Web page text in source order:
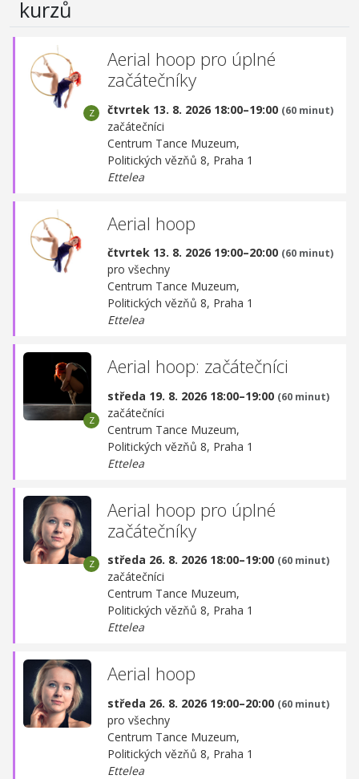
kurzů
Aerial hoop pro úplné
začátečníky
čtvrtek 13. 8. 2026 18:00–19:00 (60 minut)
začátečníci
Centrum Tance Muzeum,
Politických vězňů 8, Praha 1
Ettelea
Aerial hoop
čtvrtek 13. 8. 2026 19:00–20:00 (60 minut)
pro všechny
Centrum Tance Muzeum,
Politických vězňů 8, Praha 1
Ettelea
Aerial hoop: začátečníci
středa 19. 8. 2026 18:00–19:00 (60 minut)
začátečníci
Centrum Tance Muzeum,
Politických vězňů 8, Praha 1
Ettelea
Aerial hoop pro úplné
začátečníky
středa 26. 8. 2026 18:00–19:00 (60 minut)
začátečníci
Centrum Tance Muzeum,
Politických vězňů 8, Praha 1
Ettelea
Aerial hoop
středa 26. 8. 2026 19:00–20:00 (60 minut)
pro všechny
Centrum Tance Muzeum,
Politických vězňů 8, Praha 1
Ettelea